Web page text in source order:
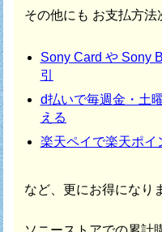
その他にも お支払方法
Sony Card や Sony
引
d払いで毎週金・土
える
楽天ペイで楽天ポイ
など、更にお得になり